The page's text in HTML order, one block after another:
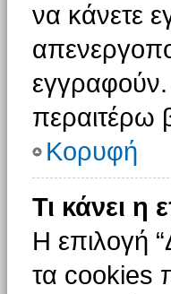
να κάνετε
εγγραφούν.
περαιτέρω
Κορυφή
Τι κάνει η
Η επιλογή
τα cookies